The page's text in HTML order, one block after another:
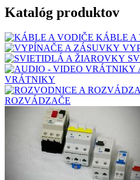
Katalóg produktov
KÁBLE A
VRÁTNIKY
ROZVÁDZAČE